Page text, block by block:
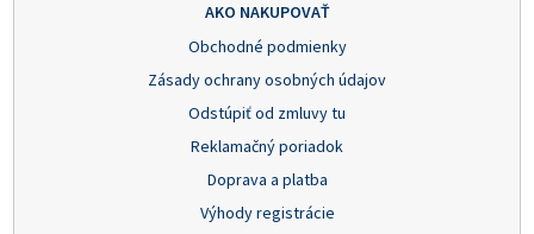
AKO NAKUPOVAŤ
Obchodné podmienky
Zásady ochrany osobných údajov
Odstúpiť od zmluvy tu
Reklamačný poriadok
Doprava a platba
Výhody registrácie